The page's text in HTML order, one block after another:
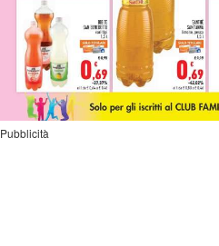
Pubblicità